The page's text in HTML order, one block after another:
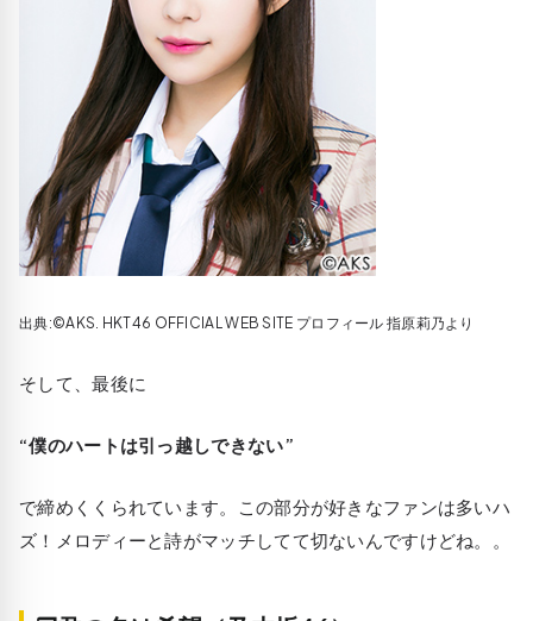
出典:©AKS. HKT46 OFFICIAL WEB SITE プロフィール 指原莉乃より
そして、最後に
“僕のハートは引っ越しできない”
で締めくくられています。この部分が好きなファンは多いハ
ズ！メロディーと詩がマッチしてて切ないんですけどね。。